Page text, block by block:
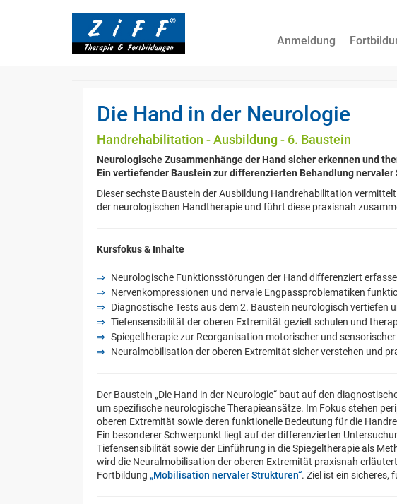
Anmeldung
Die Hand in der Neurologie
Handrehabilitation - Ausbildung - 6. Baustein
Neurologische Zusammenhänge der Hand sicher erkennen und
Ein vertiefender Baustein zur differenzierten Behandlung
Dieser sechste Baustein der Ausbildung Handrehabilitation
der neurologischen Handtherapie und führt diese praxisnah
Kursfokus & Inhalte
Neurologische Funktionsstörungen der Hand differenziert
Nervenkompressionen und nervale Engpassproblematiken
Diagnostische Tests aus dem 2. Baustein neurologisch vertiefen
Tiefensensibilität der oberen Extremität gezielt schulen und
Spiegeltherapie zur Reorganisation motorischer und
Neuralmobilisation der oberen Extremität sicher verstehen und
Der Baustein „Die Hand in der Neurologie“ baut auf den
um spezifische neurologische Therapieansätze. Im Fokus stehen
oberen Extremität sowie deren funktionelle Bedeutung für die
Ein besonderer Schwerpunkt liegt auf der differenzierten
Tiefensensibilität sowie der Einführung in die Spiegeltherapie als
wird die Neuralmobilisation der oberen Extremität praxisnah
Fortbildung „Mobilisation nervaler Strukturen“. Ziel ist ein sicheres,